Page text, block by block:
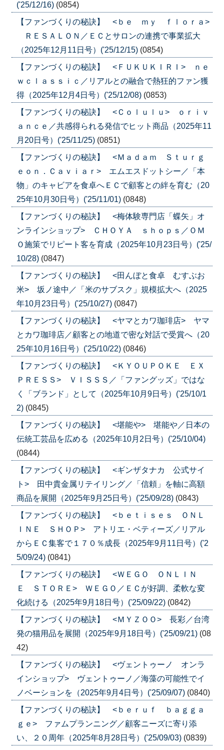
('25/12/16) (0854)
【ファンづくりの秘訣】 <ｂｅ ｍｙ ｆｌｏｒａ>
ＲＥＳＡＬＯＮ／ＥＣとサロンの連携で事業拡大
（2025年12月11日号）('25/12/15) (0854)
【ファンづくりの秘訣】 <ＦＵＫＵＫＩＲＩ> ｎｅ
ｗｃｌａｓｓｉｃ／リアルとの融合で熱狂的ファン獲
得（2025年12月4日号）('25/12/08) (0853)
【ファンづくりの秘訣】 <Ｃｏｌｕｌｕ> ｏｒｉｖ
ａｎｃｅ／共感得られる発信でヒット商品（2025年11
月20日号）('25/11/25) (0851)
【ファンづくりの秘訣】 <Ｍａｄａｍ Ｓｔｕｒｇ
ｅｏｎ．Ｃａｖｉａｒ> エムエスドットシー／「本
物」のキャビアを食卓へＥＣで顧客との絆を育む（20
25年10月30日号）('25/11/01) (0848)
【ファンづくりの秘訣】 <梅体験専門店「蝶矢」オ
ンラインショップ> ＣＨＯＹＡ ｓｈｏｐｓ／ＯＭ
Ｏ施策でリピート客を育成（2025年10月23日号）('25/
10/28) (0847)
【ファンづくりの秘訣】 <田んぼと食卓 むすぶお
米> 坂ノ途中／「米のサブスク」規模拡大へ（2025
年10月23日号）('25/10/27) (0847)
【ファンづくりの秘訣】 <ヤマとカワ珈琲店> ヤマ
とカワ珈琲店／顧客との地道で密な対話で受賞へ（20
25年10月16日号）('25/10/22) (0846)
【ファンづくりの秘訣】 <ＫＹＯＵＰＯＫＥ ＥＸ
ＰＲＥＳＳ> ＶＩＳＳＳ／「ファングッズ」ではな
く「ブランド」として（2025年10月9日号）('25/10/1
2) (0845)
【ファンづくりの秘訣】 <堪能や> 堪能や／日本の
伝統工芸品を広める（2025年10月2日号）('25/10/04)
(0844)
【ファンづくりの秘訣】 <ギンザタナカ 公式サイ
ト> 田中貴金属リテイリング／「信頼」を軸に高額
商品を展開（2025年9月25日号）('25/09/28) (0843)
【ファンづくりの秘訣】 <ｂｅｔｉｓｅｓ ＯＮＬ
ＩＮＥ ＳＨＯＰ> アトリエ・ベティーズ／リアル
からＥＣ集客で１７０％成長（2025年9月11日号）('2
5/09/24) (0841)
【ファンづくりの秘訣】 <ＷＥＧＯ ＯＮＬＩＮ
Ｅ ＳＴＯＲＥ> ＷＥＧＯ／ＥＣが好調、柔軟な変
化続ける（2025年9月18日号）('25/09/22) (0842)
【ファンづくりの秘訣】 <ＭＹＺＯＯ> 長彩／台湾
発の猫用品を展開（2025年9月18日号）('25/09/21) (08
42)
【ファンづくりの秘訣】 <ヴェントゥーノ オンラ
インショップ> ヴェントゥーノ／海藻の可能性でイ
ノベーションを（2025年9月4日号）('25/09/07) (0840)
【ファンづくりの秘訣】 <ｂｅｒｕｆ ｂａｇｇａ
ｇｅ> ファムプランニング／顧客ニーズに寄り添
い、２０周年（2025年8月28日号）('25/09/03) (0839)